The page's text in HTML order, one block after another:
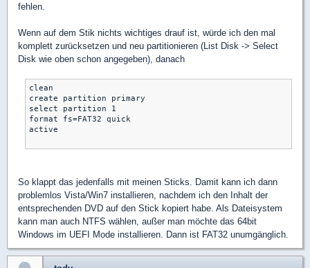
fehlen.
Wenn auf dem Stik nichts wichtiges drauf ist, würde ich den mal
komplett zurücksetzen und neu partitionieren (List Disk -> Select
Disk wie oben schon angegeben), danach
clean
create partition primary
select partition 1
format fs=FAT32 quick
active
So klappt das jedenfalls mit meinen Sticks. Damit kann ich dann
problemlos Vista/Win7 installieren, nachdem ich den Inhalt der
entsprechenden DVD auf den Stick kopiert habe. Als Dateisystem
kann man auch NTFS wählen, außer man möchte das 64bit
Windows im UEFI Mode installieren. Dann ist FAT32 unumgänglich.